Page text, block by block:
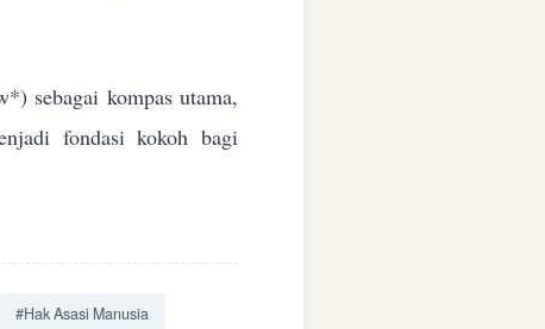
sebagai kompas utama,
fondasi kokoh bagi
#Hak Asasi Manusia